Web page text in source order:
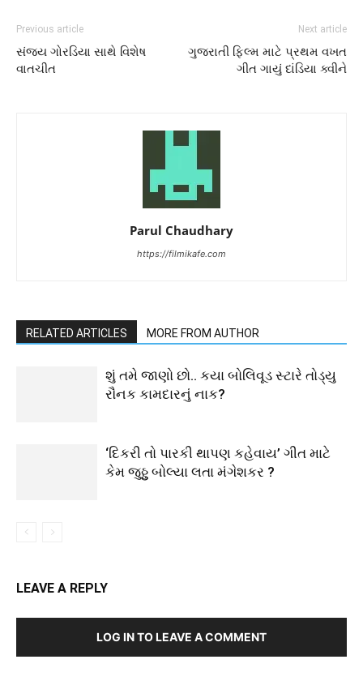
Previous article
સંજય ગોરડિયા સાથે વિશેષ
વાતચીત
Next article
ગુજરાતી ફિલ્મ માટે પ્રથમ વખત
ગીત ગાયું દાંડિયા ક્વીને
Parul Chaudhary
https://filmikafe.com
RELATED ARTICLES MORE FROM AUTHOR
શું તમે જાણો છો.. કયા બોલિવૂડ સ્ટારે તોડ્યુ
રૌનક કામદારનું નાક?
‘દિકરી તો પારકી થાપણ કહેવાય’ ગીત માટે
કેમ જુઠ્ઠુ બોલ્યા લતા મંગેશકર ?
LEAVE A REPLY
LOG IN TO LEAVE A COMMENT